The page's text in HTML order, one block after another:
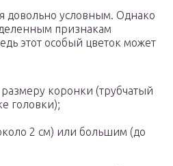
довольно условным. Однако
признакам
этот особый цветок может
коронки (трубчатый
головки);
2 см) или большим (до